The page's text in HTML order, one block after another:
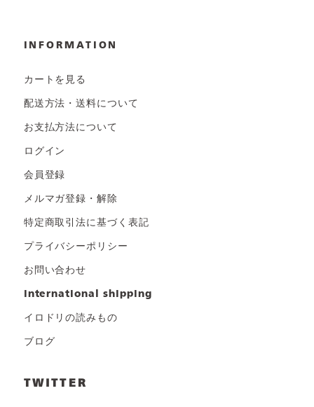
INFORMATION
カートを見る
配送方法・送料について
お支払方法について
ログイン
会員登録
メルマガ登録・解除
特定商取引法に基づく表記
プライバシーポリシー
お問い合わせ
international shipping
イロドリの読みもの
ブログ
TWITTER